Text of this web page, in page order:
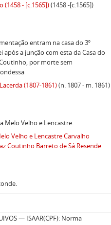
(1458 - [c.1565])(1458 -[c.1565])
entram na casa do 3º
após a junção com esta da Casa do
por morte sem
(1807-1861)(n. 1807 - m. 1861)
Melo Velho e Lencastre.
Velho e Lencastre Carvalho
Coutinho Barreto de Sá Resende
— ISAAR(CPF): Norma